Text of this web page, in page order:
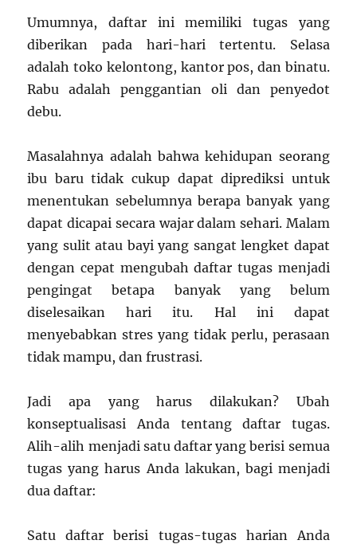
Umumnya, daftar ini memiliki tugas yang
diberikan pada hari-hari tertentu. Selasa
adalah toko kelontong, kantor pos, dan binatu.
Rabu adalah penggantian oli dan penyedot
debu.
Masalahnya adalah bahwa kehidupan seorang
ibu baru tidak cukup dapat diprediksi untuk
menentukan sebelumnya berapa banyak yang
dapat dicapai secara wajar dalam sehari. Malam
yang sulit atau bayi yang sangat lengket dapat
dengan cepat mengubah daftar tugas menjadi
pengingat betapa banyak yang belum
diselesaikan hari itu. Hal ini dapat
menyebabkan stres yang tidak perlu, perasaan
tidak mampu, dan frustrasi.
Jadi apa yang harus dilakukan? Ubah
konseptualisasi Anda tentang daftar tugas.
Alih-alih menjadi satu daftar yang berisi semua
tugas yang harus Anda lakukan, bagi menjadi
dua daftar:
Satu daftar berisi tugas-tugas harian Anda